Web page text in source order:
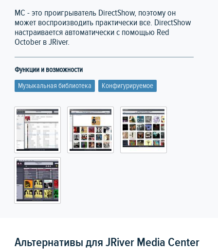
MC - это проигрыватель DirectShow, поэтому он
может воспроизводить практически все. DirectShow
настраивается автоматически с помощью Red
October в JRiver.
Функции и возможности
Музыкальная библиотека
Конфигурируемое
Альтернативы для JRiver Media Center